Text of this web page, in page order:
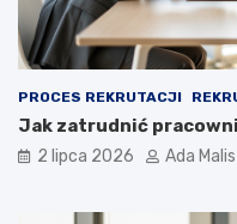
PROCES REKRUTACJI
Jak zatrudnić
2 lipca 2026 Ada